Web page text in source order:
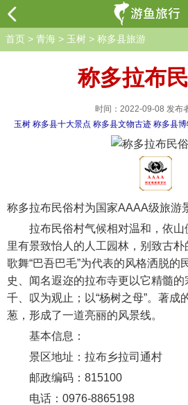
首页 > 青海 > 玉树 > 称多县旅游
称多拉布
时间：2022-09-08 发布
玉树 称多县十大景点 称多县文物古迹 称多县
称多拉布民俗村为国家AAAA级旅游
拉布民俗村气候相对温和，依山
里有景致怡人的人工园林，别致古
歌舞“巴吾巴毛”为代表的风格洒脱的
史、闻名遐迩的拉布寺更以它精髓
千、叹为观止；以“杨树之母”。著成
葱，形成了一道亮丽的风景线。
基本信息：
景区地址：拉布乡拉司通村
邮政编码：815100
电话：0976-8865198